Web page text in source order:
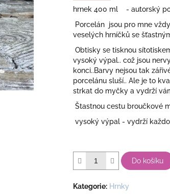
z
hvězdiček.
hrnek 400 ml - autorský
Porcelán jsou pro mne
veselých hrníčků se
Obtisky se tisknou
vysoký výpal.. což jsou
konci..Barvy nejsou tak
porcelánu sluší.. Ale je to
strkat do myčky a vydrží
Štastnou cestu broučkové
vysoký výpal - vydrží
Do košíku
Kategorie: Hrnky